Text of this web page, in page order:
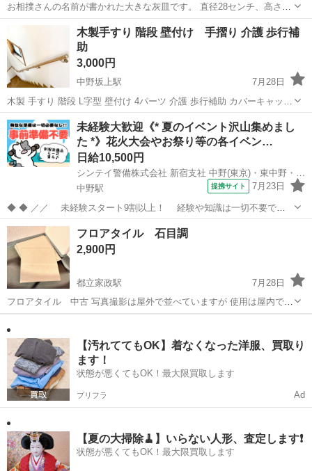
お相撲さんの名前が書かれた大きな灰皿です。 直径28センチ、高さが
8センチほどです。 中野富士見町駅前・方南町駅前・笹塚駅前でお渡
東京 中野富士見町駅 その他 灰皿
木製手すり 階段 壁付け 手摺り 介護 歩行補
助
3,000円
中野坂上駅
7月28日
木製 手すり 階段 L字型 壁付け 4パーツ 介護 歩行補助 カバーキャップ
とネジ付き(使用品) 住宅の壁面に取り付けて使用する、木目調仕上げ
の手すりです。 中古品ですが目立つダメージは見当たりませんが、使
用によ...
東京 中野区 中野坂上駅 その他
未経験大歓迎《* 夏のイベント沢山集めまし
た *》花火大会やお祭り等の各イベン…
日給10,500円
シンテイ警備株式会社 新宿支社 中野(東京)・東中野・新井薬師前(18)エリア/A3203200140
中野駅
提携サイト 7月23日
◆ ◆ ／／ 未経験スタート9割以上！ 経験や知識は一切不要で始
めやすい♪ シフトの強制もないですし 自分のペースで働くことも
できるので 続けやすい♪働きやすい♪ ＼＼ 『シフトが削られた…』
『思うように稼...
東京 中野区 中野駅 警備員
フロアタイル 石目調
2,900円
都立家政駅
7月28日
フロアタイル 中古 写真撮影は屋外で並べていますが 使用は屋内です
店舗 事務所 室内 玄関、バルコニー等に 綺麗な状態のものを ピッ
クアップしています 全33枚 中古になりますので ご理解頂ける方のご
購入を 宜しく...
【汚れててもOK】着なくなった洋服、買取り
ます！
状態が悪くてもOK！最大限買取します
プリフラ Ad
【夏の大掃除🧹】いらない人形、査定します❗️
状態が悪くてもOK！最大限買取します